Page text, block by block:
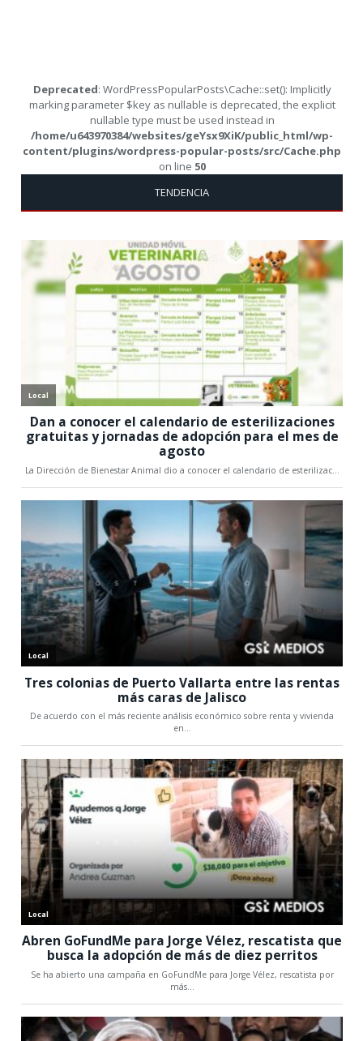
Deprecated: WordPressPopularPosts\Cache::set(): Implicitly
marking parameter $key as nullable is deprecated, the explicit
nullable type must be used instead in
/home/u643970384/websites/geYsx9XiK/public_html/wp-
content/plugins/wordpress-popular-posts/src/Cache.php
on line 50
TENDENCIA